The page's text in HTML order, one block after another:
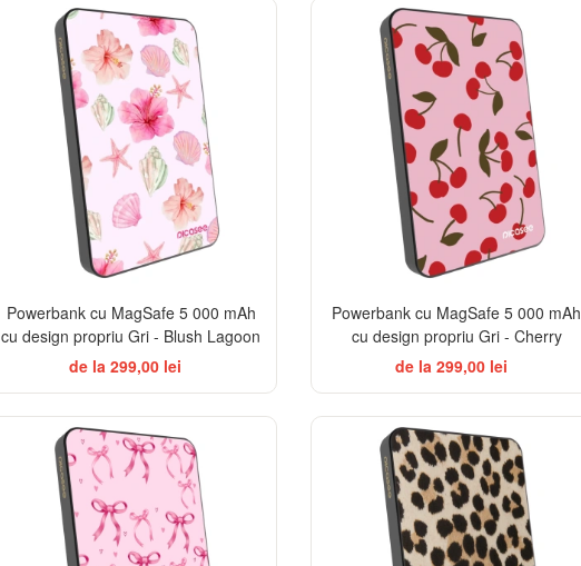
Powerbank cu MagSafe 5 000 mAh
cu design propriu Gri - Blush Lagoon
de la 299,00 lei
Powerbank cu MagSafe 5 000 mAh
cu design propriu Gri - Cherry
de la 299,00 lei